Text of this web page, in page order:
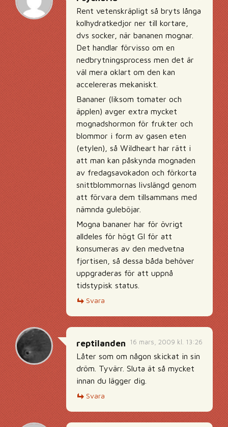
Rent vetenskräpligt så bryts långa
kolhydratkedjor ner till kortare,
dvs socker, när bananen mognar.
Det handlar förvisso om en
nedbrytningsprocess men det är
väl mera oklart om den kan
accelereras mekaniskt.
Bananer (liksom tomater och
äpplen) avger extra mycket
mognadshormon för frukter och
blommor i form av gasen eten
(etylen), så Wildheart har rätt i
att man kan påskynda mognaden
av fredagsavokadon och förkorta
snittblommornas livslängd genom
att förvara dem tillsammans med
nämnda guleböjar.
Mogna bananer har för övrigt
alldeles för högt GI för att
konsumeras av den medvetna
fjortisen, så dessa båda behöver
uppgraderas för att uppnå
tidstypisk status.
Svara
16 mars, 2009 kl. 13:26
reptilanden
Låter som om någon skickat in sin
dröm. Tyvärr. Sluta ät så mycket
innan du lägger dig.
Svara